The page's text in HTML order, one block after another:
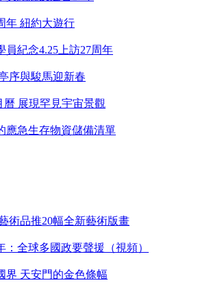
年 紐約大遊行
員紀念4.25上訪27周年
序與駿馬迎新春
曆 展現罕見宇宙景觀
應急生存物資儲備清單
術品推20幅全新藝術版畫
：全球多國政要聲援（視頻）
界 天安門的金色條幅